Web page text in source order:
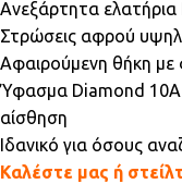
Ανεξάρτητα ελατήρια
Στρώσεις αφρού
Αφαιρούμενη θήκη με
Ύφασμα Diamond 10A
αίσθηση
Ιδανικό για όσους
Καλέστε μας ή